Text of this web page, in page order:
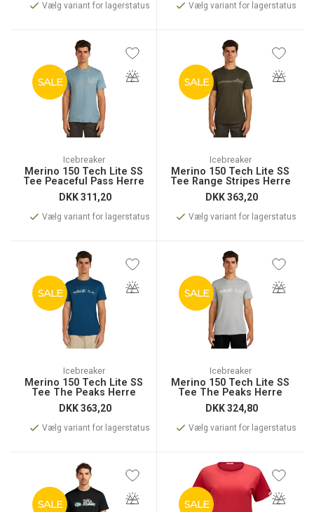
Vælg variant for lagerstatus Vælg variant for lagerstatus
SALE
Icebreaker
Merino 150 Tech Lite SS
Tee Peaceful Pass Herre
DKK311,20
Vælg variant for lagerstatus
SALE
Icebreaker
Merino 150 Tech Lite SS
Tee Range Stripes Herre
DKK363,20
Vælg variant for lagerstatus
SALE
Icebreaker
Merino 150 Tech Lite SS
Tee The Peaks Herre
DKK363,20
Vælg variant for lagerstatus
SALE
Icebreaker
Merino 150 Tech Lite SS
Tee The Peaks Herre
DKK324,80
Vælg variant for lagerstatus
SALE SALE